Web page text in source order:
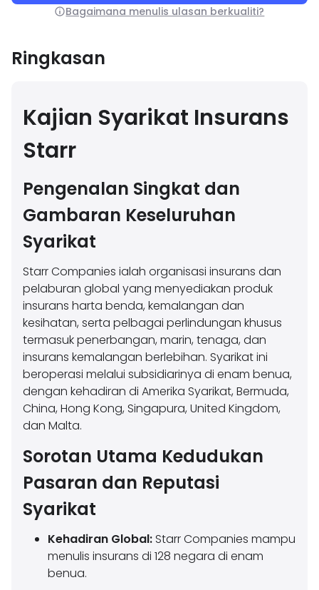
Bagaimana menulis ulasan berkualiti?
Ringkasan
Kajian Syarikat Insurans
Starr
Pengenalan Singkat dan
Gambaran Keseluruhan
Syarikat
Starr Companies ialah organisasi insurans dan
pelaburan global yang menyediakan produk
insurans harta benda, kemalangan dan
kesihatan, serta pelbagai perlindungan khusus
termasuk penerbangan, marin, tenaga, dan
insurans kemalangan berlebihan. Syarikat ini
beroperasi melalui subsidiarinya di enam benua,
dengan kehadiran di Amerika Syarikat, Bermuda,
China, Hong Kong, Singapura, United Kingdom,
dan Malta.
Sorotan Utama Kedudukan
Pasaran dan Reputasi
Syarikat
Kehadiran Global: Starr Companies mampu
menulis insurans di 128 negara di enam
benua.